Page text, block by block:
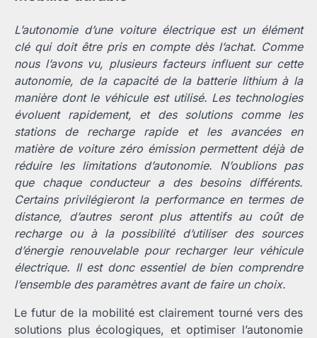
L’autonomie d’une voiture électrique est un élément
clé qui doit être pris en compte dès l’achat. Comme
nous l’avons vu, plusieurs facteurs influent sur cette
autonomie, de la capacité de la batterie lithium à la
manière dont le véhicule est utilisé. Les technologies
évoluent rapidement, et des solutions comme les
stations de recharge rapide et les avancées en
matière de voiture zéro émission permettent déjà de
réduire les limitations d’autonomie. N’oublions pas
que chaque conducteur a des besoins différents.
Certains privilégieront la performance en termes de
distance, d’autres seront plus attentifs au coût de
recharge ou à la possibilité d’utiliser des sources
d’énergie renouvelable pour recharger leur véhicule
électrique. Il est donc essentiel de bien comprendre
l’ensemble des paramètres avant de faire un choix.
Le futur de la mobilité est clairement tourné vers des
solutions plus écologiques, et optimiser l’autonomie